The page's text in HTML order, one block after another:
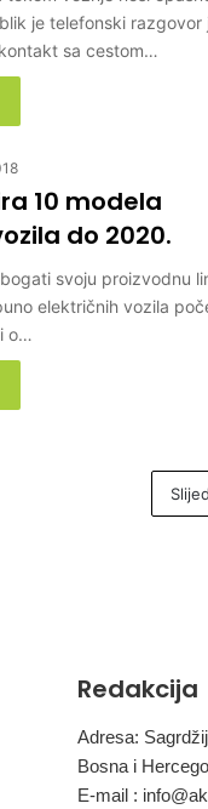
je telefonski razgovor
sa cestom…
10 modela
do 2020.
svoju proizvodnu
električnih vozila
o…
Redakcija
Adresa:
Bosna i
E-mail :